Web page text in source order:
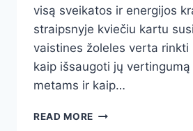
visą sveikatos ir energijos
straipsnyje kviečiu kartu
vaistines žoleles verta
kaip išsaugoti jų vertingumą
metams ir kaip…
READ MORE VAISTAŽOLIŲ